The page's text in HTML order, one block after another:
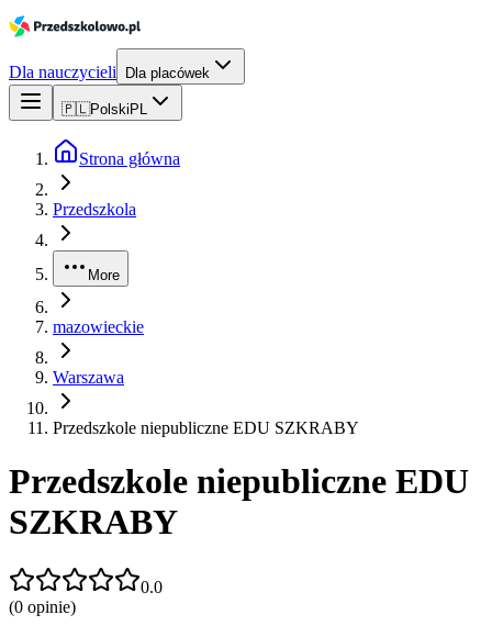
Dla nauczycieli Dla placówek
🇵🇱Polski PL
Strona główna
Przedszkola
More
mazowieckie
Warszawa
Przedszkole niepubliczne EDU SZKRABY
Przedszkole niepubliczne EDU
SZKRABY
0.0
(0 opinie)